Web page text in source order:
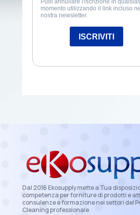
Dal 2016 Ekosupply mette a Tua
competenza per forniture di prodotti e
consulenze e formazione nei settori del
Cleaning professionale